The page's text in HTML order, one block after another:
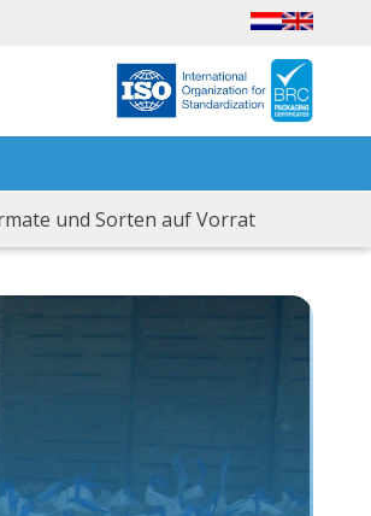
und Sorten auf Vorrat